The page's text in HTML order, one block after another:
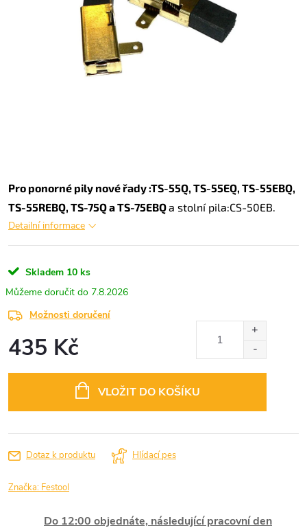
Pro ponorné pily nové řady :TS-55Q, TS-55EQ, TS-55EBQ,
TS-55REBQ, TS-75Q a TS-75EBQa stolní pila:CS-50EB.
Detailní informace
Skladem 10 ks
7.8.2026
Možnosti doručení
435 Kč
VLOŽIT DO KOŠÍKU
Dotaz k produktu Hlídací pes
Značka: Festool
Do 12:00 objednáte, následující pracovní den